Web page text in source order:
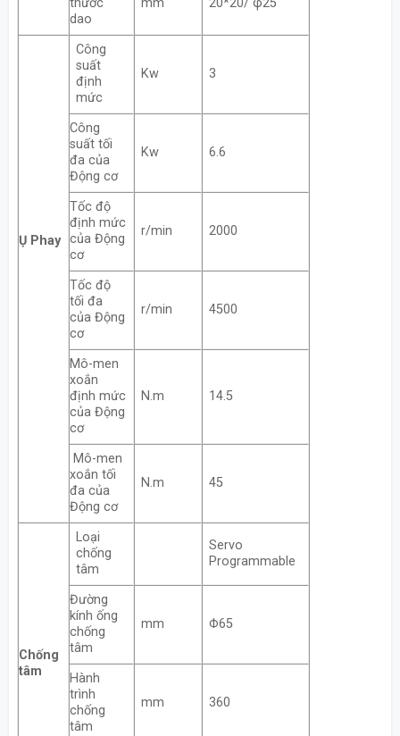
thước
dao
mm 20*20/ φ25
Ụ Phay
Công
suất
định
mức
Kw 3
Công
suất tối
đa của
Động cơ
Kw 6.6
Tốc độ
định mức
của Động
cơ
r/min 2000
Tốc độ
tối đa
của Động
cơ
r/min 4500
Mô-men
xoắn
định mức
của Động
cơ
N.m 14.5
Mô-men
xoắn tối
đa của
Động cơ
N.m 45
Chống
tâm
Loại
chống
tâm
Servo
Programmable
Đường
kính ống
chống
tâm
mm Φ65
Hành
trình
chống
tâm
mm 360